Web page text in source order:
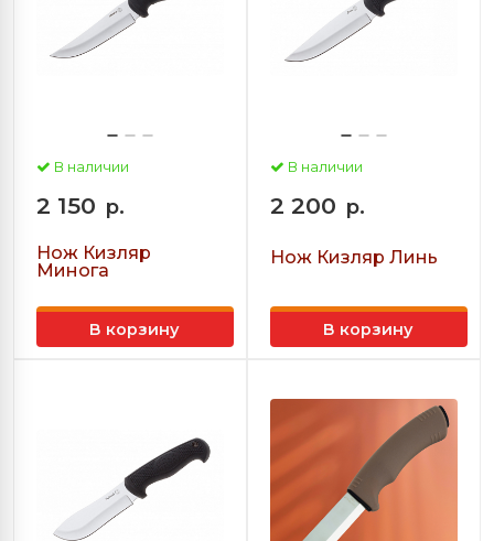
В наличии
2 150 р.
Нож Кизляр
Минога
В корзину
В наличии
2 200 р.
Нож Кизляр Линь
В корзину